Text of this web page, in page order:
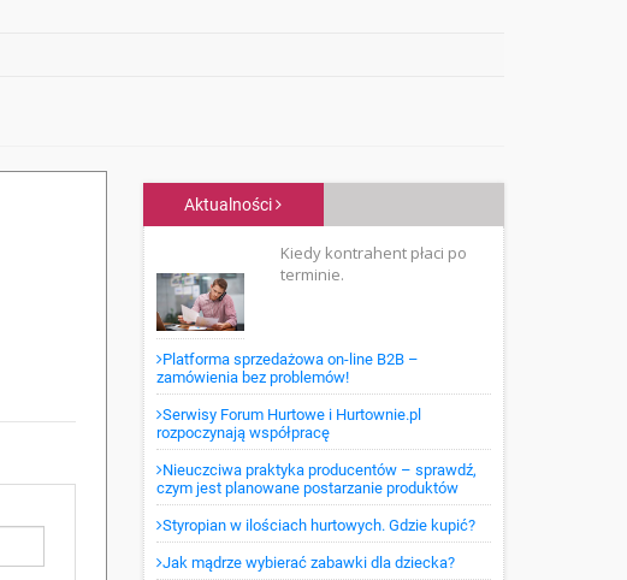
Aktualności
Kiedy kontrahent płaci po
terminie.
Platforma sprzedażowa on-line B2B –
zamówienia bez problemów!
Serwisy Forum Hurtowe i Hurtownie.pl
rozpoczynają współpracę
Nieuczciwa praktyka producentów – sprawdź,
czym jest planowane postarzanie produktów
Styropian w ilościach hurtowych. Gdzie kupić?
Jak mądrze wybierać zabawki dla dziecka?